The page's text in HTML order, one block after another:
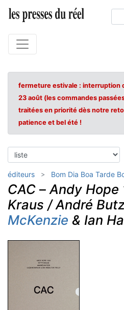
fermeture estivale : interruption
23 août (les commandes
traitées en priorité dès notre
patience et bel été !
éditeurs Bom Dia Boa Tarde
CAC – Andy
Kraus / André
McKenzie & Ian